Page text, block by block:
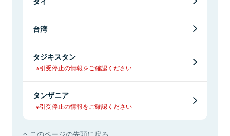
台湾
タジキスタン
※引受停止の情報をご確認ください
タンザニア
※引受停止の情報をご確認ください
このページの先頭に戻る